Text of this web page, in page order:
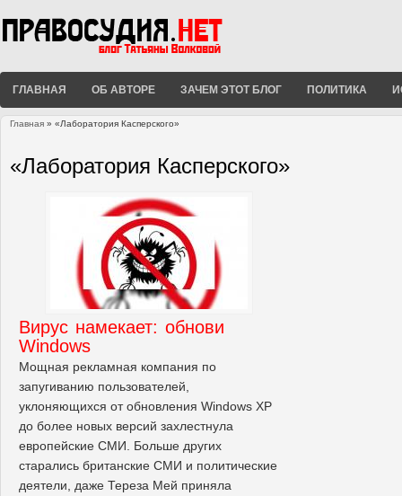
ГЛАВНАЯ ОБ АВТОРЕ ЗАЧЕМ ЭТОТ БЛОГ ПОЛИТИКА
Главная » «Лаборатория Касперского»
«Лаборатория Касперского»
Вирус намекает: обнови
Windows
Мощная рекламная компания по
запугиванию пользователей,
уклоняющихся от обновления Windows XP
до более новых версий захлестнула
европейские СМИ. Больше других
старались британские СМИ и политические
деятели, даже Тереза Мей приняла